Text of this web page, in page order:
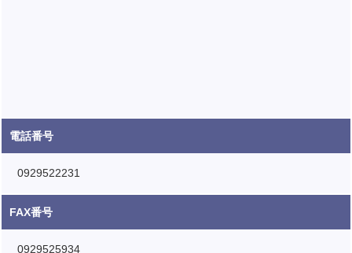
電話番号
0929522231
FAX番号
0929525934